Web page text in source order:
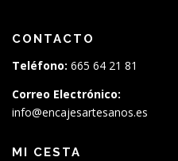
CONTACTO
Teléfono: 665 64 21 81
Correo Electrónico:
info@encajesartesanos.es
MI CESTA